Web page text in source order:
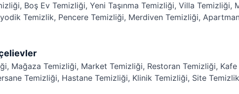
, Boş Ev Temizliği, Yeni Taşınma Temizliği, Villa Temizliği,
Temizlik, Pencere Temizliği, Merdiven Temizliği,
, Mağaza Temizliği, Market Temizliği, Restoran Temizliği,
Temizliği, Hastane Temizliği, Klinik Temizliği, Site